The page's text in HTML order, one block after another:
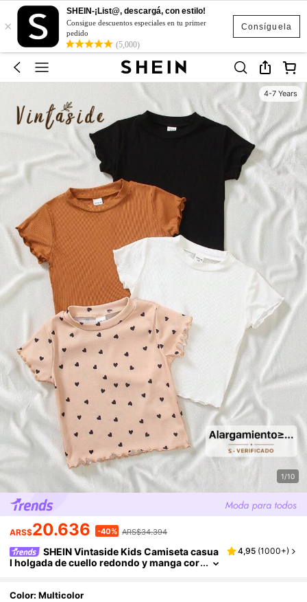
Consíguela
×
SHEIN-¡List@, descargá, con estilo!
Consigue descuentos especiales en tu primer
pedido
(5,000)
4-7 Years
1/10
ARS$20.636 -40% ARS$34.394
SHEIN Vintaside Kids Camiseta casua
l holgada de cuello redondo y manga cor
4,95 (1000+)
Color: Multicolor